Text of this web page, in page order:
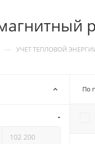
— УЧЕТ ТЕПЛОВОЙ
По